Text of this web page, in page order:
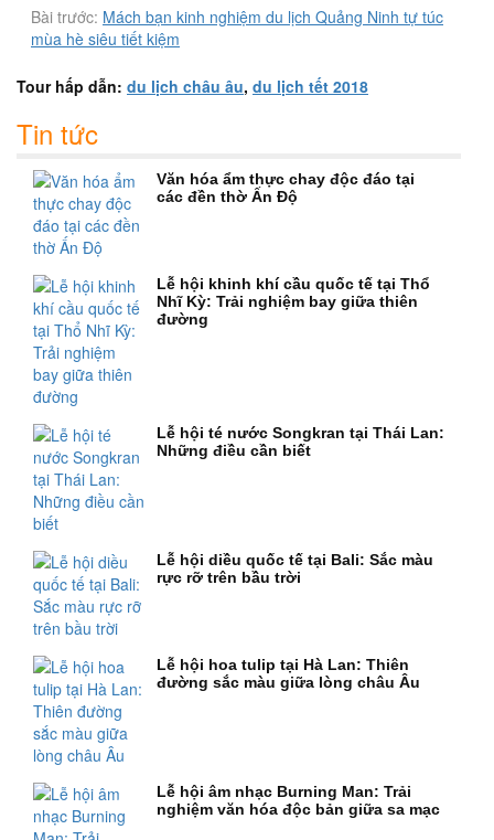
Bài trước: Mách bạn kinh nghiệm du lịch Quảng Ninh tự túc
mùa hè siêu tiết kiệm
Tour hấp dẫn: du lịch châu âu, du lịch tết 2018
Tin tức
Văn hóa ẩm thực chay độc đáo tại
các đền thờ Ấn Độ
Lễ hội khinh khí cầu quốc tế tại Thổ
Nhĩ Kỳ: Trải nghiệm bay giữa thiên
đường
Lễ hội té nước Songkran tại Thái Lan:
Những điều cần biết
Lễ hội diều quốc tế tại Bali: Sắc màu
rực rỡ trên bầu trời
Lễ hội hoa tulip tại Hà Lan: Thiên
đường sắc màu giữa lòng châu Âu
Lễ hội âm nhạc Burning Man: Trải
nghiệm văn hóa độc bản giữa sa mạc